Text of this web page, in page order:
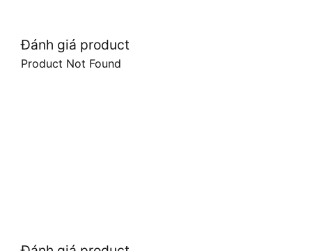
Đánh giá product
Product Not Found